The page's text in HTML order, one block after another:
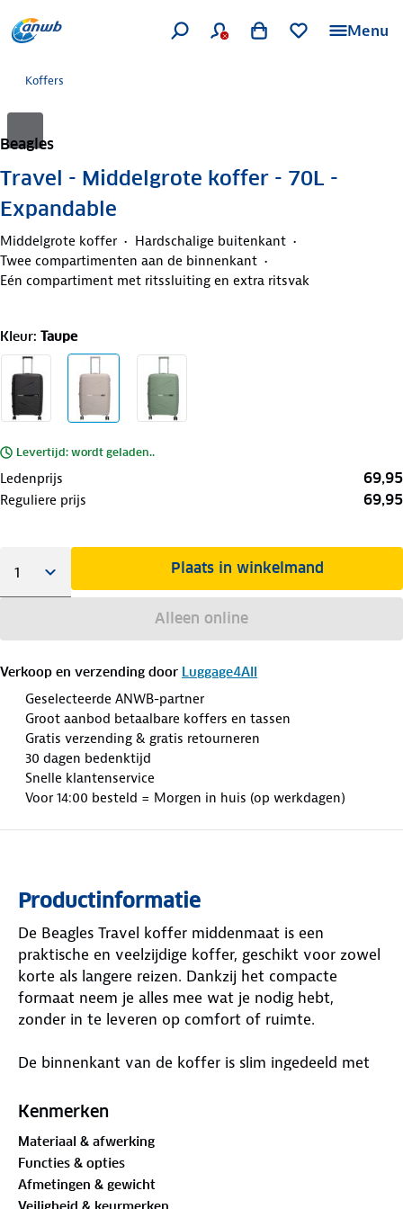
Menu
Koffers
Beagles
Travel - Middelgrote koffer - 70L -
Expandable
Middelgrote koffer
Hardschalige buitenkant
Twee compartimenten aan de binnenkant
Eén compartiment met ritssluiting en extra ritsvak
Kleur: Taupe
Levertijd: wordt geladen..
Ledenprijs 69,95
Reguliere prijs 69,95
Plaats in winkelmand
Alleen online
Verkoop en verzending door Luggage4All
Geselecteerde ANWB-partner
Groot aanbod betaalbare koffers en tassen
Gratis verzending & gratis retourneren
30 dagen bedenktijd
Snelle klantenservice
Voor 14:00 besteld = Morgen in huis (op werkdagen)
Productinformatie
De Beagles Travel koffer middenmaat is een
praktische en veelzijdige koffer, geschikt voor zowel
korte als langere reizen. Dankzij het compacte
formaat neem je alles mee wat je nodig hebt,
zonder in te leveren op comfort of ruimte.
De binnenkant van de koffer is slim ingedeeld met
ritssluiting en extra ritsvak voor kleinere spullen, en
bagage netjes op zijn plek te houden. Deze
middenmaat koffer is expandable met 3.5 cm, ideaal
als je onderweg extra ruimte nodig hebt.
Kenmerken
Materiaal & afwerking
Functies & opties
Afmetingen & gewicht